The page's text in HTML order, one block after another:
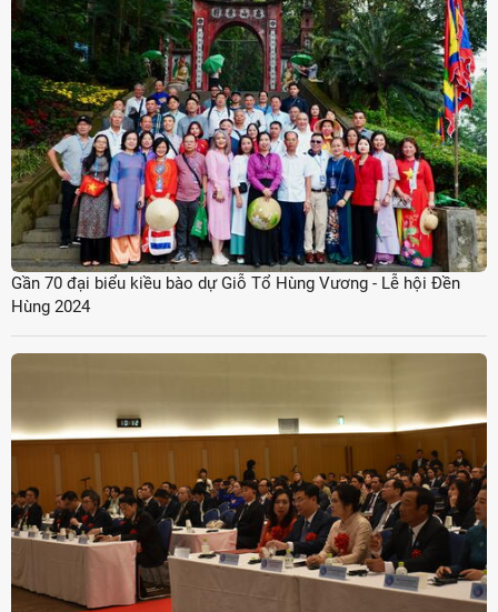
Gần 70 đại biểu kiều bào dự Giỗ Tổ Hùng Vương - Lễ hội Đền
Hùng 2024